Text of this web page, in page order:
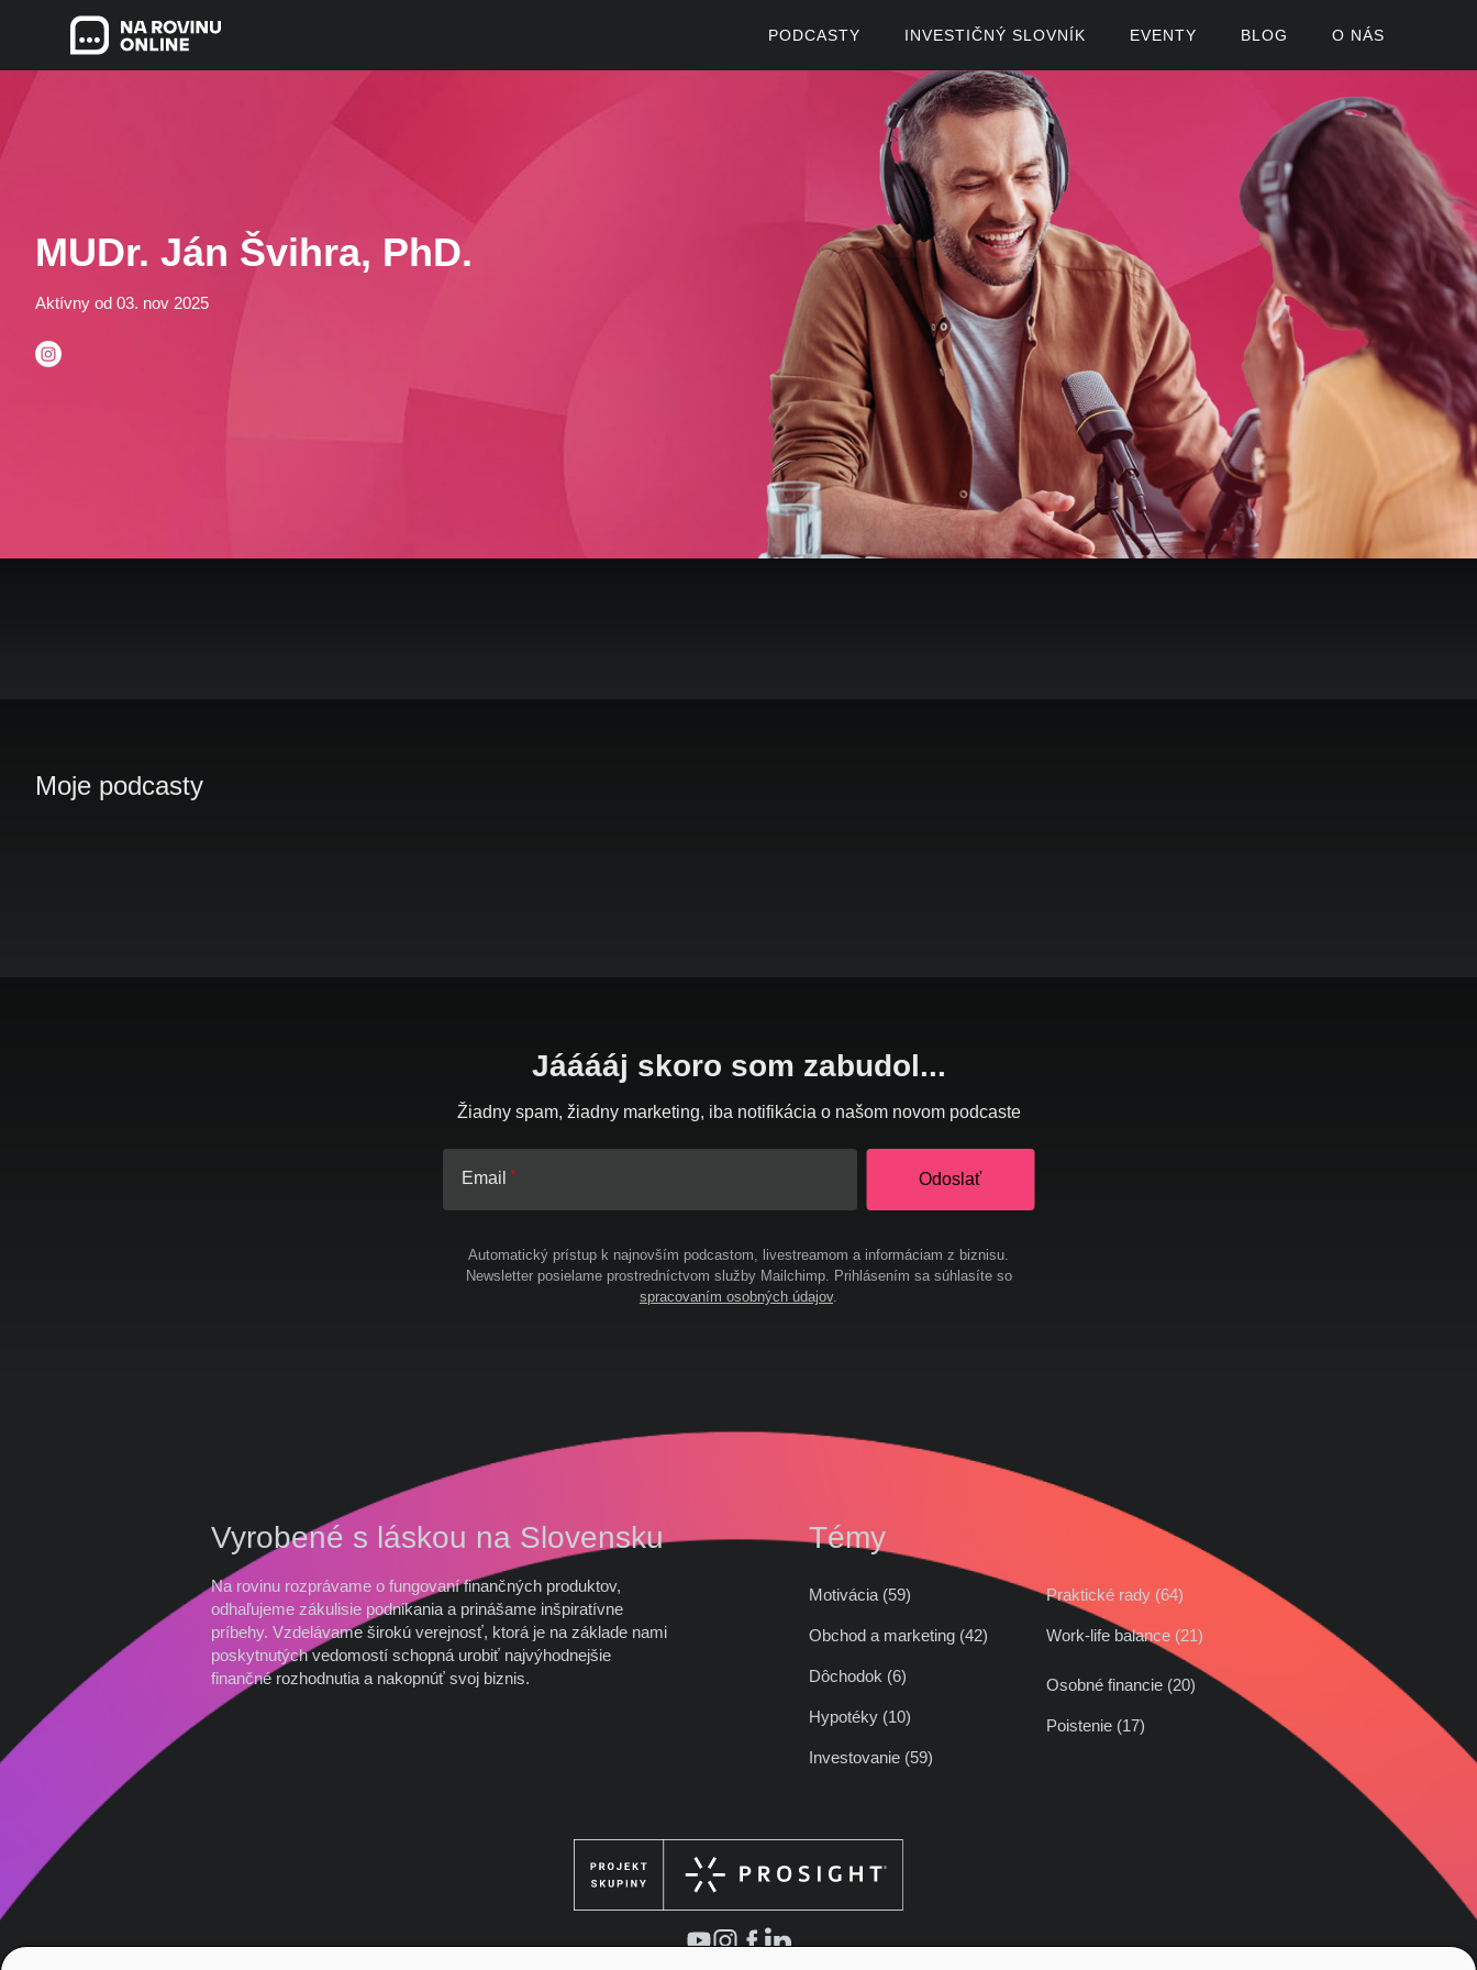
PODCASTY INVESTIČNÝ SLOVNÍK EVENTY BLOG O NÁS
MUDr. Ján Švihra, PhD.
Aktívny od 03. nov 2025
Moje podcasty
Jááááj skoro som zabudol...
Žiadny spam, žiadny marketing, iba notifikácia o našom novom podcaste
Email Odoslať
Automatický prístup k najnovším podcastom, livestreamom a informáciam z biznisu.
Newsletter posielame prostredníctvom služby Mailchimp. Prihlásením sa súhlasíte so
spracovaním osobných údajov.
Vyrobené s láskou na Slovensku
Na rovinu rozprávame o fungovaní finančných produktov,
odhaľujeme zákulisie podnikania a prinášame inšpiratívne
príbehy. Vzdelávame širokú verejnosť, ktorá je na základe nami
poskytnutých vedomostí schopná urobiť najvýhodnejšie
finančné rozhodnutia a nakopnúť svoj biznis.
Témy
Motivácia (59)
Obchod a marketing (42)
Praktické rady (64)
Work-life balance (21)
Dôchodok (6)
Hypotéky (10)
Investovanie (59)
Osobné financie (20)
Poistenie (17)